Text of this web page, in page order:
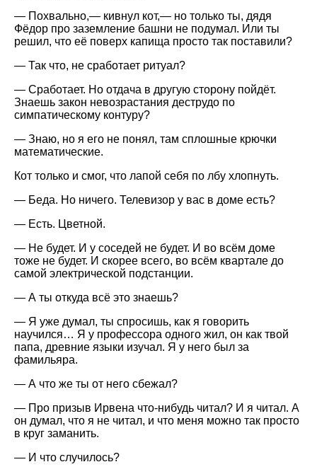
— Похвально,— кивнул кот,— но только ты, дядя
Фёдор про заземление башни не подумал. Или ты
решил, что её поверх капища просто так поставили?
— Так что, не сработает ритуал?
— Сработает. Но отдача в другую сторону пойдёт.
Знаешь закон невозрастания деструдо по
симпатическому контуру?
— Знаю, но я его не понял, там сплошные крючки
математические.
Кот только и смог, что лапой себя по лбу хлопнуть.
— Беда. Но ничего. Телевизор у вас в доме есть?
— Есть. Цветной.
— Не будет. И у соседей не будет. И во всём доме
тоже не будет. И скорее всего, во всём квартале до
самой электрической подстанции.
— А ты откуда всё это знаешь?
— Я уже думал, ты спросишь, как я говорить
научился… Я у профессора одного жил, он как твой
папа, древние языки изучал. Я у него был за
фамильяра.
— А что же ты от него сбежал?
— Про призыв Ирвена что-нибудь читал? И я читал. А
он думал, что я не читал, и что меня можно так просто
в круг заманить.
— И что случилось?